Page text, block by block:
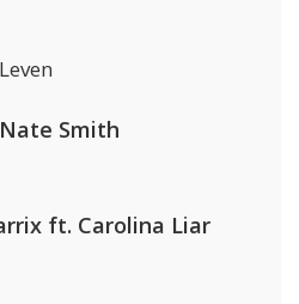
Smith
ft. Carolina Liar